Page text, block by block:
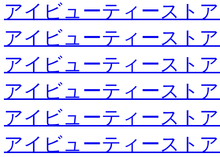
アイビューティースト
アイビューティースト
アイビューティースト
アイビューティースト
アイビューティースト
アイビューティースト